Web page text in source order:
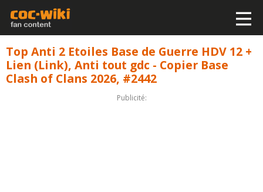
Top Anti 2 Etoiles Base de Guerre HDV 12 +
Lien (Link), Anti tout gdc - Copier Base
Clash of Clans 2026, #2442
Publicité: